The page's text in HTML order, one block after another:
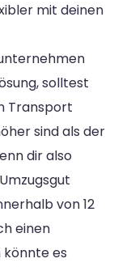
mit deinen
solltest
Transport
sind als der
dir also
von 12
einen
es